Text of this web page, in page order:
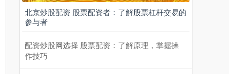
北京炒股配资 股票配资者：了解股票杠杆交易的
参与者
配资炒股网选择 股票配资：了解原理，掌握操
作技巧